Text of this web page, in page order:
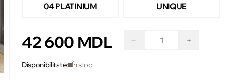
04 PLATINIUM UNIQUE
42 600 MDL − +
Disponibilitate: În stoc